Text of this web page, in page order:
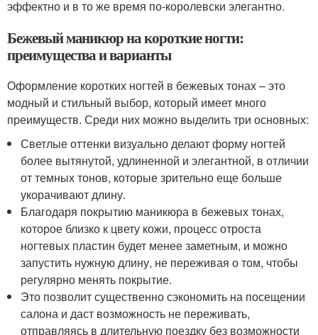
эффектно и в то же время по-королевски элегантно.
Бежевый маникюр на короткие ногти:
преимущества и варианты
Оформление коротких ногтей в бежевых тонах – это
модный и стильный выбор, который имеет много
преимуществ. Среди них можно выделить три основных:
Светлые оттенки визуально делают форму ногтей
более вытянутой, удлиненной и элегантной, в отличии
от темных тонов, которые зрительно еще больше
укорачивают длину.
Благодаря покрытию маникюра в бежевых тонах,
которое близко к цвету кожи, процесс отроста
ногтевых пластин будет менее заметным, и можно
запустить нужную длину, не переживая о том, чтобы
регулярно менять покрытие.
Это позволит существенно сэкономить на посещении
салона и даст возможность не переживать,
отправляясь в длительную поездку без возможности